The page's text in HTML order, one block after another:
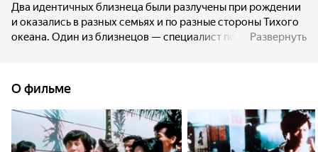
Два идентичных близнеца были разлучены при рождении
и оказались в разных семьях и по разные стороны Тихого
океана. Один из близнецов — специалист по боевым
гастролей в Гонконге его брат — знаменитый музыкант
всемирно известный дирижер из Нью-Йорка. Когда
они встретятся, начнётся невероятная заварушка.
Развернуть
О фильме